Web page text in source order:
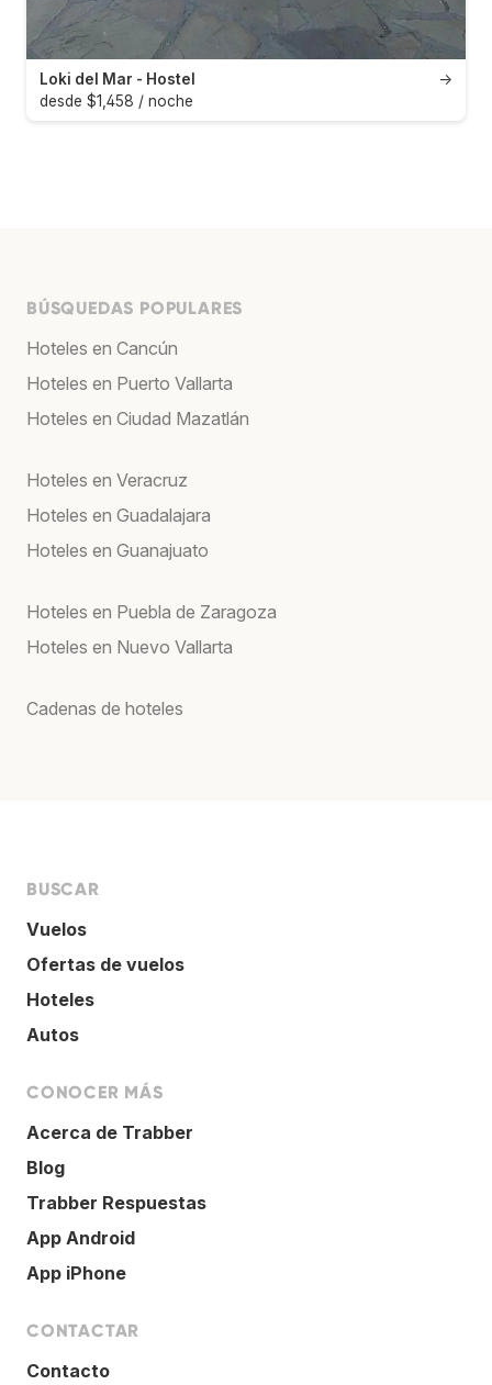
→
Loki del Mar - Hostel
desde $1,458 / noche
BÚSQUEDAS POPULARES
Hoteles en Cancún
Hoteles en Puerto Vallarta
Hoteles en Ciudad Mazatlán
Hoteles en Veracruz
Hoteles en Guadalajara
Hoteles en Guanajuato
Hoteles en Puebla de Zaragoza
Hoteles en Nuevo Vallarta
Cadenas de hoteles
BUSCAR
Vuelos
Ofertas de vuelos
Hoteles
Autos
CONOCER MÁS
Acerca de Trabber
Blog
Trabber Respuestas
App Android
App iPhone
CONTACTAR
Contacto